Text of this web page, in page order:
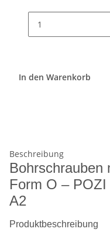
In den Warenkorb
Beschreibung
Bohrschrauben
Form O –
A2
Produktbeschreibung